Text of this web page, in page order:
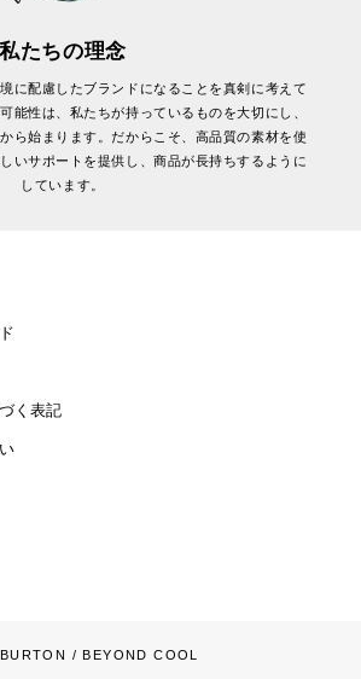
私たちの理念
に配慮したブランドになることを真剣に考えて
能性は、私たちが持っているものを大切にし、
ら始まります。だからこそ、高品質の素材を使
いサポートを提供し、商品が長持ちするように
しています。
く表記
/ BEYOND COOL